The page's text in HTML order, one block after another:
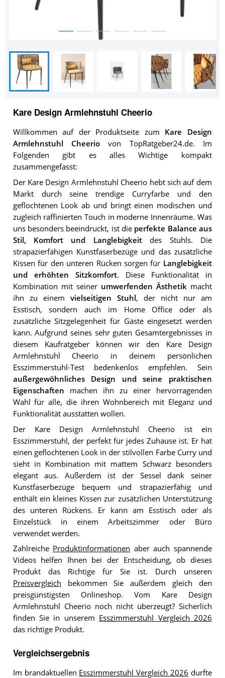
Kare Design Armlehnstuhl Cheerio
Willkommen auf der Produktseite zum Kare Design
Armlehnstuhl Cheeriovon TopRatgeber24.de. Im
Folgenden gibt es alles Wichtige kompakt
zusammengefasst:
Der Kare Design Armlehnstuhl Cheerio hebt sich auf dem
Markt durch seine trendige Curryfarbe und den
geflochtenen Look ab und bringt einen modischen und
zugleich raffinierten Touch in moderne Innenräume. Was
uns besonders beeindruckt, ist die perfekte Balance aus
Stil, Komfort und Langlebigkeitdes Stuhls. Die
strapazierfähigen Kunstfaserbezüge und das zusätzliche
Kissen für den unteren Rücken sorgen für Langlebigkeit
und erhöhten Sitzkomfort. Diese Funktionalität in
Kombination mit seiner umwerfenden Ästhetikmacht
ihn zu einem vielseitigen Stuhl, der nicht nur am
Esstisch, sondern auch im Home Office oder als
zusätzliche Sitzgelegenheit für Gäste eingesetzt werden
kann. Aufgrund seines sehr guten Gesamtergebnisses in
diesem Kaufratgeber können wir den Kare Design
Armlehnstuhl Cheerio in deinem persönlichen
Esszimmerstuhl-Test bedenkenlos empfehlen. Sein
außergewöhnliches Design und seine praktischen
Eigenschaften machen ihn zu einer hervorragenden
Wahl für alle, die ihren Wohnbereich mit Eleganz und
Funktionalität ausstatten wollen.
Der Kare Design Armlehnstuhl Cheerio ist ein
Esszimmerstuhl, der perfekt für jedes Zuhause ist. Er hat
einen geflochtenen Look in der stilvollen Farbe Curry und
sieht in Kombination mit mattem Schwarz besonders
elegant aus. Außerdem ist der Sessel dank seiner
Kunstfaserbezüge bequem und strapazierfähig und
enthält ein kleines Kissen zur zusätzlichen Unterstützung
des unteren Rückens. Er kann am Esstisch oder als
Einzelstück in einem Arbeitszimmer oder Büro
verwendet werden.
Zahlreiche Produktinformationen aber auch spannende
Videos helfen Ihnen bei der Entscheidung, ob dieses
Produkt das Richtige für Sie ist. Durch unseren
Preisvergleich bekommen Sie außerdem gleich den
preisgünstigsten Onlineshop. Vom Kare Design
Armlehnstuhl Cheerio noch nicht überzeugt? Sicherlich
finden Sie in unserem Esszimmerstuhl Vergleich 2026
das richtige Produkt.
Vergleichsergebnis
Im brandaktuellen Esszimmerstuhl Vergleich 2026 durfte